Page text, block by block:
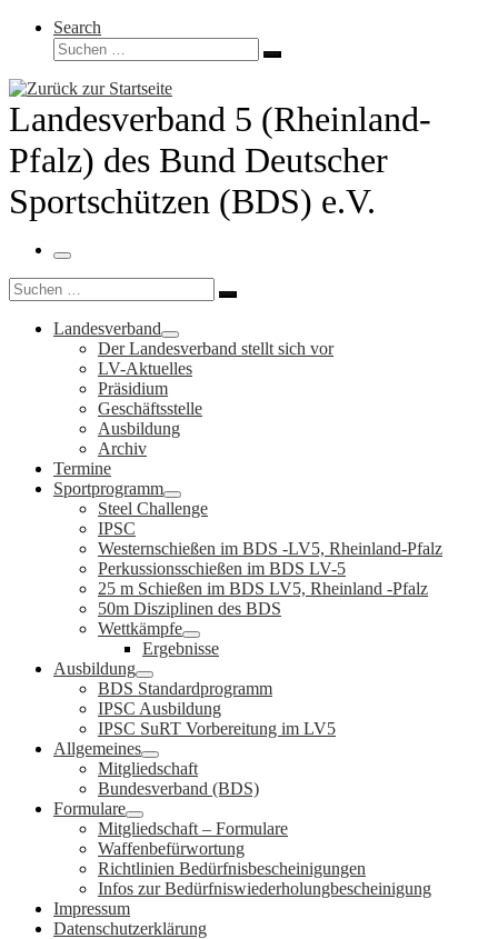
Search
Suche
Suchen …
Landesverband 5 (Rheinland-
Pfalz) des Bund Deutscher
Sportschützen (BDS) e.V.
Menü
Suche
Suchen …
Landesverband
Der Landesverband stellt sich vor
LV-Aktuelles
Präsidium
Geschäftsstelle
Ausbildung
Archiv
Termine
Sportprogramm
Steel Challenge
IPSC
Westernschießen im BDS -LV5, Rheinland-Pfalz
Perkussionsschießen im BDS LV-5
25 m Schießen im BDS LV5, Rheinland -Pfalz
50m Disziplinen des BDS
Wettkämpfe
Ergebnisse
Ausbildung
BDS Standardprogramm
IPSC Ausbildung
IPSC SuRT Vorbereitung im LV5
Allgemeines
Mitgliedschaft
Bundesverband (BDS)
Formulare
Mitgliedschaft – Formulare
Waffenbefürwortung
Richtlinien Bedürfnisbescheinigungen
Infos zur Bedürfniswiederholungbescheinigung
Impressum
Datenschutzerklärung